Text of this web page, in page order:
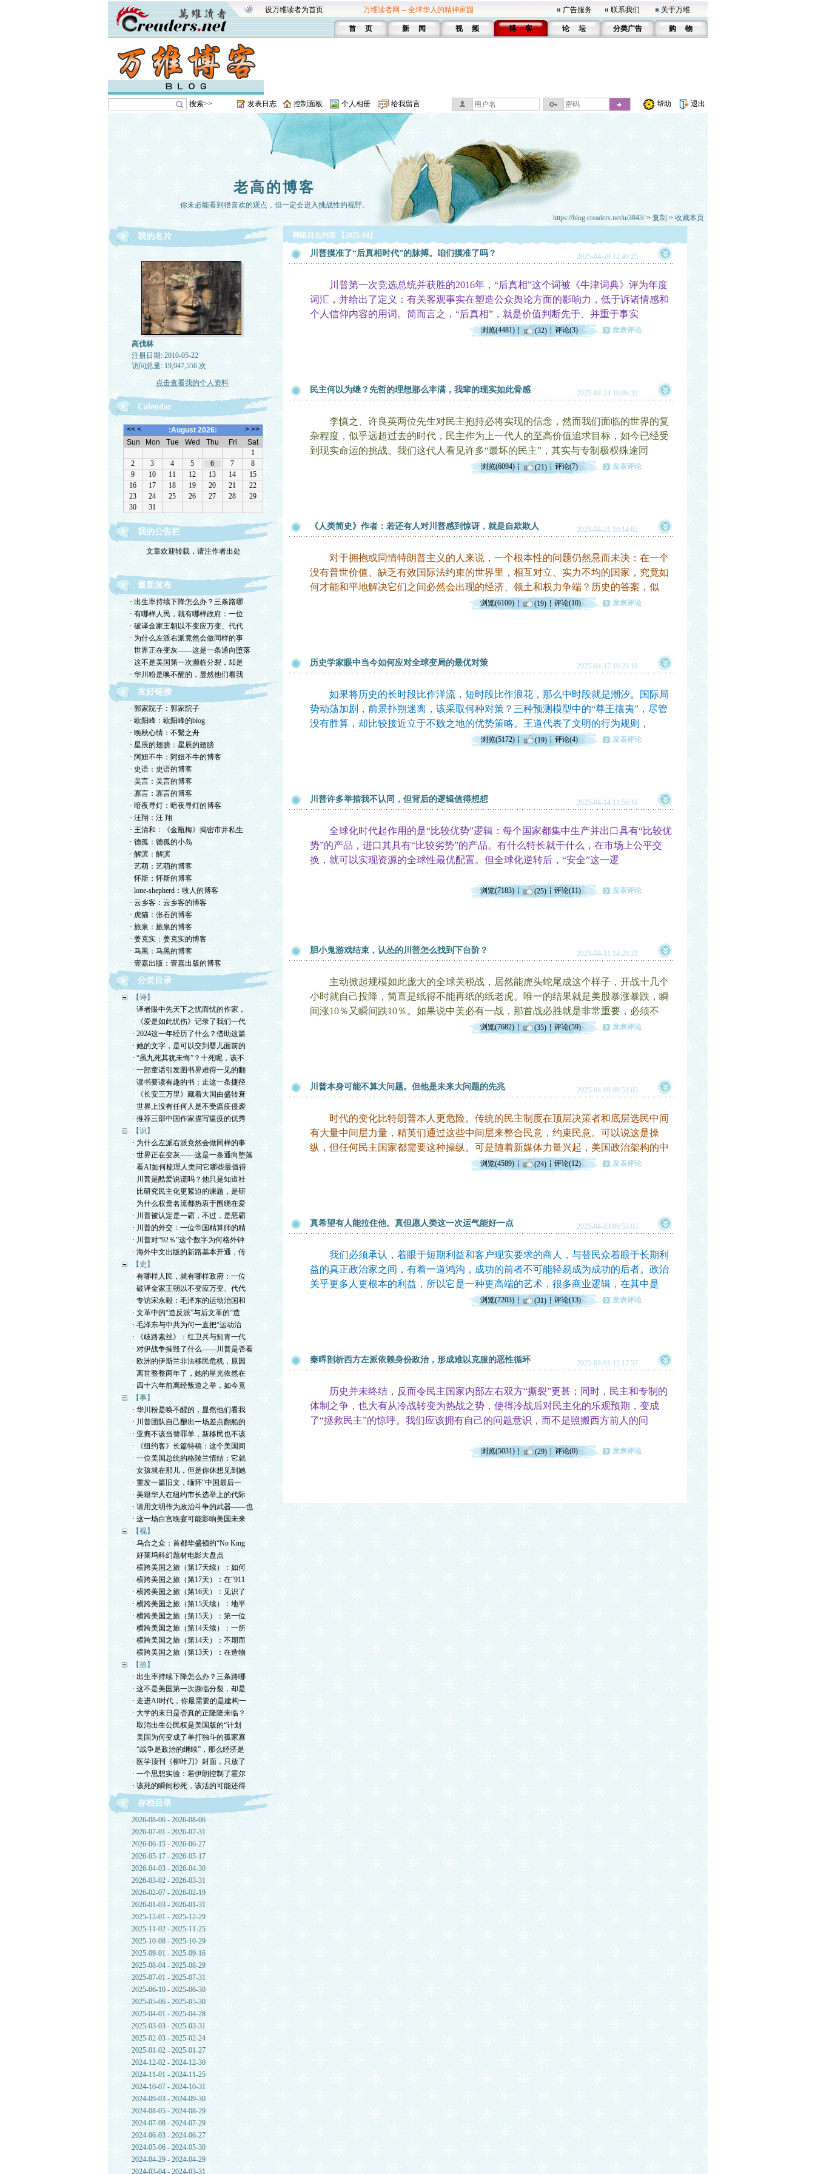
设万维读者为首页 万维读者网 -- 全球华人的精神家园 广告服务 联系我们 关于万维
首 页 新 闻 视 频 博 客 论 坛 分类广告 购 物
搜索>> 发表日志 控制面板 个人相册 给我留言 帮助 退出
老高的博客
你未必能看到很喜欢的观点，但一定会进入挑战性的视野。
https://blog.creaders.net/u/3843/> 复制 > 收藏本页
我的名片
高伐林
注册日期: 2010-05-22
访问总量: 19,947,556 次
点击查看我的个人资料
Calendar
我的公告栏
文章欢迎转载，请注作者出处
最新发布
· 出生率持续下降怎么办？三条路哪
· 有哪样人民，就有哪样政府：一位
· 破译金家王朝以不变应万变、代代
· 为什么左派右派竟然会做同样的事
· 世界正在变灰——这是一条通向堕落
· 这不是美国第一次濒临分裂，却是
· 华川粉是唤不醒的，显然他们看我
友好链接
· 郭家院子：郭家院子
· 欧阳峰：欧阳峰的blog
· 晚秋心情：不繫之舟
· 星辰的翅膀：星辰的翅膀
· 阿妞不牛：阿妞不牛的博客
· 史语：史语的博客
· 吴言：吴言的博客
· 寡言：寡言的博客
· 暗夜寻灯：暗夜寻灯的博客
· 汪翔：汪 翔
· 王清和：《金瓶梅》揭密市井私生
· 德孤：德孤的小岛
· 解滨：解滨
· 艺萌：艺萌的博客
· 怀斯：怀斯的博客
· lone-shepherd：牧人的博客
· 云乡客：云乡客的博客
· 虎猫：张石的博客
· 旅泉：旅泉的博客
· 姜克实：姜克实的博客
· 马黑：马黑的博客
· 壹嘉出版：壹嘉出版的博客
分类目录
【诗】
· 译者眼中先天下之忧而忧的作家，
· 《爱是如此忧伤》记录了我们一代
· 2024这一年经历了什么？借助这篇
· 她的文字，是可以交到婴儿面前的
· “虽九死其犹未悔”？十死呢，该不
· 一部童话引发图书界难得一见的翻
· 读书要读有趣的书：走这一条捷径
· 《长安三万里》藏着大国由盛转衰
· 世界上没有任何人是不受瘟疫侵袭
· 推荐三部中国作家描写瘟疫的优秀
【识】
· 为什么左派右派竟然会做同样的事
· 世界正在变灰——这是一条通向堕落
· 看AI如何梳理人类问它哪些最值得
· 川普是酷爱说谎吗？他只是知道社
· 比研究民主化更紧迫的课题，是研
· 为什么权贵名流都热衷于围绕在爱
· 川普被认定是一霸，不过，是恶霸
· 川普的外交：一位帝国精算师的精
· 川普对“92％”这个数字为何格外钟
· 海外中文出版的新路基本开通，传
【史】
· 有哪样人民，就有哪样政府：一位
· 破译金家王朝以不变应万变、代代
· 专访宋永毅：毛泽东的运动治国和
· 文革中的“造反派”与后文革的“造
· 毛泽东与中共为何一直把“运动治
· 《歧路素丝》：红卫兵与知青一代
· 对伊战争摧毁了什么——川普是否看
· 欧洲的伊斯兰非法移民危机，原因
· 离世整整两年了，她的星光依然在
· 四十六年前离经叛道之举，如今竟
【事】
· 华川粉是唤不醒的，显然他们看我
· 川普团队自己酿出一场差点翻船的
· 亚裔不该当替罪羊，新移民也不该
· 《纽约客》长篇特稿：这个美国间
· 一位美国总统的格陵兰情结：它就
· 女孩就在那儿，但是你休想见到她
· 重发一篇旧文，缅怀“中国最后一
· 美籍华人在纽约市长选举上的代际
· 请用文明作为政治斗争的武器——也
· 这一场白宫晚宴可能影响美国未来
【视】
· 乌合之众：首都华盛顿的“No King
· 好莱坞科幻题材电影大盘点
· 横跨美国之旅（第17天续）：如何
· 横跨美国之旅（第17天）：在“911
· 横跨美国之旅（第16天）：见识了
· 横跨美国之旅（第15天续）：地平
· 横跨美国之旅（第15天）：第一位
· 横跨美国之旅（第14天续）：一所
· 横跨美国之旅（第14天）：不期而
· 横跨美国之旅（第13天）：在造物
【拾】
· 出生率持续下降怎么办？三条路哪
· 这不是美国第一次濒临分裂，却是
· 走进AI时代，你最需要的是建构一
· 大学的末日是否真的正隆隆来临？
· 取消出生公民权是美国版的“计划
· 美国为何变成了单打独斗的孤家寡
· “战争是政治的继续”，那么经济是
· 医学顶刊《柳叶刀》封面，只放了
· 一个思想实验：若伊朗控制了霍尔
· 该死的瞬间秒死，该活的可能还得
存档目录
2026-08-06 - 2026-08-06
2026-07-01 - 2026-07-31
2026-06-15 - 2026-06-27
2026-05-17 - 2026-05-17
2026-04-03 - 2026-04-30
2026-03-02 - 2026-03-31
2026-02-07 - 2026-02-19
2026-01-03 - 2026-01-31
2025-12-01 - 2025-12-29
2025-11-02 - 2025-11-25
2025-10-08 - 2025-10-29
2025-09-01 - 2025-09-16
2025-08-04 - 2025-08-29
2025-07-01 - 2025-07-31
2025-06-10 - 2025-06-30
2025-05-06 - 2025-05-30
2025-04-01 - 2025-04-28
2025-03-03 - 2025-03-31
2025-02-03 - 2025-02-24
2025-01-02 - 2025-01-27
2024-12-02 - 2024-12-30
2024-11-01 - 2024-11-25
2024-10-07 - 2024-10-31
2024-09-03 - 2024-09-30
2024-08-05 - 2024-08-29
2024-07-08 - 2024-07-29
2024-06-03 - 2024-06-27
2024-05-06 - 2024-05-30
2024-04-29 - 2024-04-29
2024-03-04 - 2024-03-31
网络日志列表 【2025-04】
川普摸准了“后真相时代”的脉搏。咱们摸准了吗？ 2025-04-28 12:46:25
川普第一次竞选总统并获胜的2016年，“后真相”这个词被《牛津词典》评为年度
词汇，并给出了定义：有关客观事实在塑造公众舆论方面的影响力，低于诉诸情感和
个人信仰内容的用词。简而言之，“后真相”，就是价值判断先于、并重于事实
浏览(4481) (32) 评论(3) 发表评论
民主何以为继？先哲的理想那么丰满，我辈的现实如此骨感 2025-04-24 10:06:32
李慎之、许良英两位先生对民主抱持必将实现的信念，然而我们面临的世界的复
杂程度，似乎远超过去的时代，民主作为上一代人的至高价值追求目标，如今已经受
到现实命运的挑战。我们这代人看见许多“最坏的民主”，其实与专制极权殊途同
浏览(6094) (21) 评论(7) 发表评论
《人类简史》作者：若还有人对川普感到惊讶，就是自欺欺人 2025-04-21 10:14:02
对于拥抱或同情特朗普主义的人来说，一个根本性的问题仍然悬而未决：在一个
没有普世价值、缺乏有效国际法约束的世界里，相互对立、实力不均的国家，究竟如
何才能和平地解决它们之间必然会出现的经济、领土和权力争端？历史的答案，似
浏览(6100) (19) 评论(10) 发表评论
历史学家眼中当今如何应对全球变局的最优对策 2025-04-17 10:23:18
如果将历史的长时段比作洋流，短时段比作浪花，那么中时段就是潮汐。国际局
势动荡加剧，前景扑朔迷离，该采取何种对策？三种预测模型中的“尊王攘夷”，尽管
没有胜算，却比较接近立于不败之地的优势策略。王道代表了文明的行为规则，
浏览(5172) (19) 评论(4) 发表评论
川普许多举措我不认同，但背后的逻辑值得想想 2025-04-14 11:56:16
全球化时代起作用的是“比较优势”逻辑：每个国家都集中生产并出口具有“比较优
势”的产品，进口其具有“比较劣势”的产品。有什么特长就干什么，在市场上公平交
换，就可以实现资源的全球性最优配置。但全球化逆转后，“安全”这一逻
浏览(7183) (25) 评论(11) 发表评论
胆小鬼游戏结束，认怂的川普怎么找到下台阶？ 2025-04-11 14:28:21
主动掀起规模如此庞大的全球关税战，居然能虎头蛇尾成这个样子，开战十几个
小时就自己投降，简直是纸得不能再纸的纸老虎。唯一的结果就是美股暴涨暴跌，瞬
间涨10％又瞬间跌10％。如果说中美必有一战，那首战必胜就是非常重要，必须不
浏览(7682) (35) 评论(59) 发表评论
川普本身可能不算大问题。但他是未来大问题的先兆 2025-04-09 09:51:03
时代的变化比特朗普本人更危险。传统的民主制度在顶层决策者和底层选民中间
有大量中间层力量，精英们通过这些中间层来整合民意，约束民意。可以说这是操
纵，但任何民主国家都需要这种操纵。可是随着新媒体力量兴起，美国政治架构的中
浏览(4589) (24) 评论(12) 发表评论
真希望有人能拉住他。真但愿人类这一次运气能好一点 2025-04-03 06:53:03
我们必须承认，着眼于短期利益和客户现实要求的商人，与替民众着眼于长期利
益的真正政治家之间，有着一道鸿沟，成功的前者不可能轻易成为成功的后者。政治
关乎更多人更根本的利益，所以它是一种更高端的艺术，很多商业逻辑，在其中是
浏览(7203) (31) 评论(13) 发表评论
秦晖剖析西方左派依赖身份政治，形成难以克服的恶性循环 2025-04-01 12:17:57
历史并未终结，反而令民主国家内部左右双方“撕裂”更甚；同时，民主和专制的
体制之争，也大有从冷战转变为热战之势，使得冷战后对民主化的乐观预期，变成
了“拯救民主”的惊呼。我们应该拥有自己的问题意识，而不是照搬西方前人的问
浏览(5031) (29) 评论(0) 发表评论